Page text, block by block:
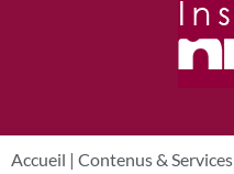
Accueil | Contenus & Services